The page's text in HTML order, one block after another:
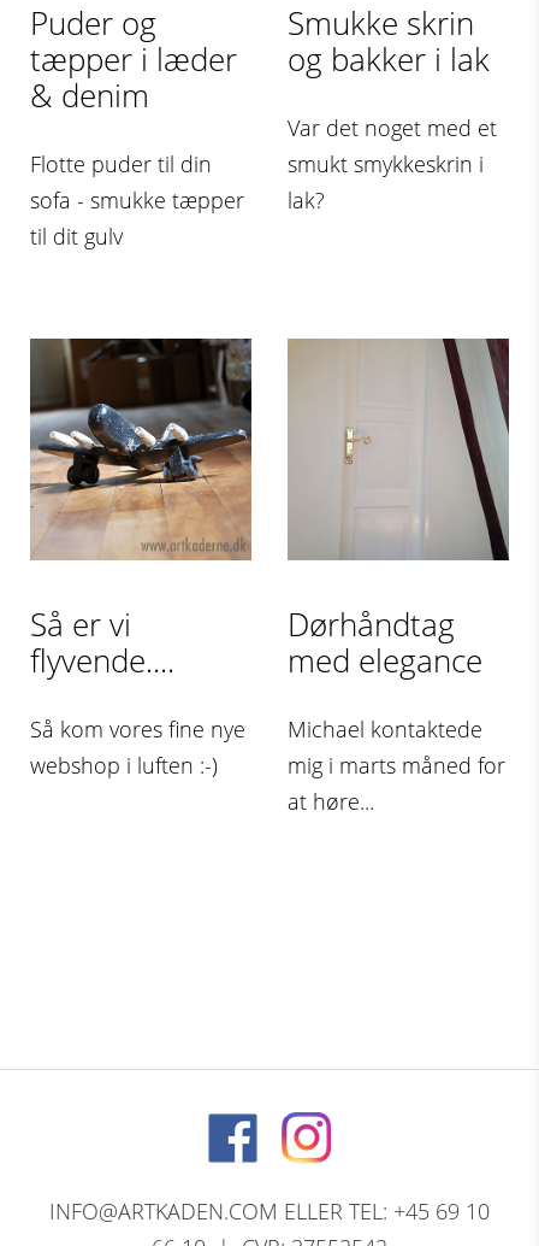
Puder og
tæpper i læder
& denim
Flotte puder til din
sofa - smukke tæpper
til dit gulv
Smukke skrin
og bakker i lak
Var det noget med et
smukt smykkeskrin i
lak?
Så er vi
flyvende....
Så kom vores fine nye
webshop i luften :-)
Dørhåndtag
med elegance
Michael kontaktede
mig i marts måned for
at høre...
INFO@ARTKADEN.COM ELLER TEL: +45 69 10